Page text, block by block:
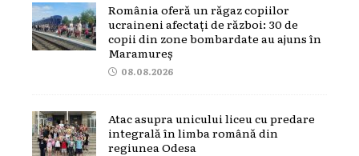
România oferă un răgaz copiilor
ucraineni afectați de război: 30 de
copii din zone bombardate au ajuns în
Maramureș
08.08.2026
Atac asupra unicului liceu cu predare
integrală în limba română din
regiunea Odesa